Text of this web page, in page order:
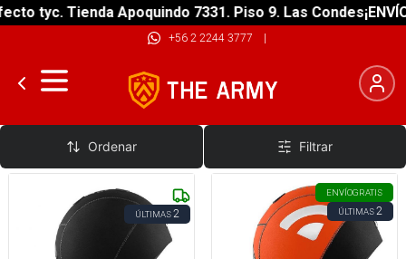
tyc. Tienda Apoquindo 7331. Piso 9. Las Condes
+56 2 2244 3777 |
Gorros De Buceo
Ordenar Filtrar
ÚLTIMAS2
ENVÍOGRATIS
ÚLTIMAS2